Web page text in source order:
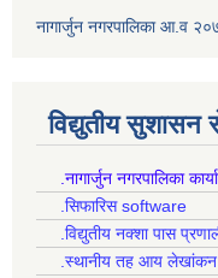
नागार्जुन नगरपालिका आ.व
विद्युतीय सुशासन
.नागार्जुन नगरपालिका
.सिफारिस software
.विद्युतीय नक्शा पास
.स्थानीय तह आय लेखांकन